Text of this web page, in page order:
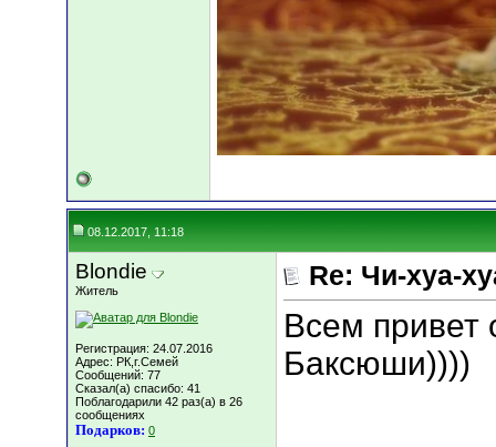
08.12.2017, 11:18
Blondie
Житель
Регистрация: 24.07.2016
Адрес: РК,г.Семей
Сообщений: 77
Сказал(а) спасибо: 41
Поблагодарили 42 раз(а) в 26
сообщениях
Подарков: 0
Re: Чи-хуа-
Всем привет
Баксюши))))